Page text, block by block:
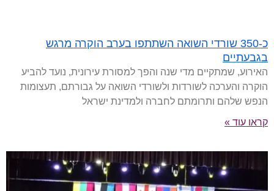
כ-350 שורדי השואה השתתפו בערב הוקרה מרגש
בגבעתיים
האירוע, שמתקיים מדי שנה והפך למסורת עירונית, נועד להביע
הוקרה והערכה לשורדות ולשורדי השואה על גבורתם, תעצומות
הנפש שלהם ותרומתם לחברה ולמדינת ישראל
קראו עוד »